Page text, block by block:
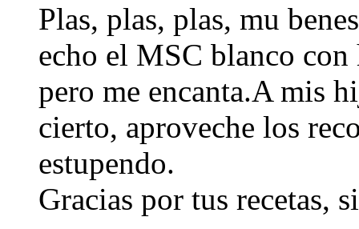
Plas, plas, plas, mu
echo el MSC blanco
pero me encanta.A mis
cierto, aproveche los
estupendo.
Gracias por tus recetas,